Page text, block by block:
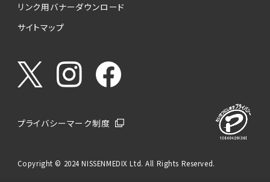
リンク用バナーダウンロード
サイトマップ
プライバシーマーク制度
Copyright © 2024 NISSENMEDIX Ltd. All Rights Reserved.